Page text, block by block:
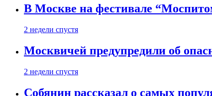
В Москве на фестивале
2 недели спустя
Москвичей предупредили об
2 недели спустя
Собянин рассказал о самых